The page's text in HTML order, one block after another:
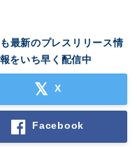
最新のプレスリリース情
報をいち早く配信中
X
Facebook